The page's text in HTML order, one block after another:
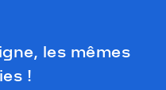
les mêmes
!